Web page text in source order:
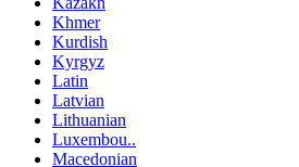
Khmer
Kurdish
Kyrgyz
Latin
Latvian
Lithuanian
Luxembou..
Macedonian